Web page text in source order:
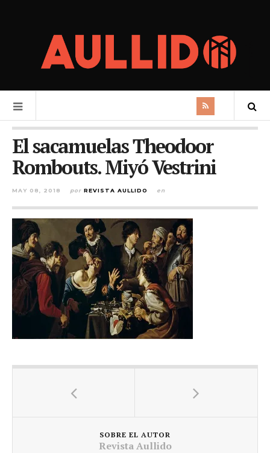
El sacamuelas Theodoor
Rombouts. Miyó Vestrini
MAY 08, 2018 por REVISTA AULLIDO en
SOBRE EL AUTOR
Revista Aullido